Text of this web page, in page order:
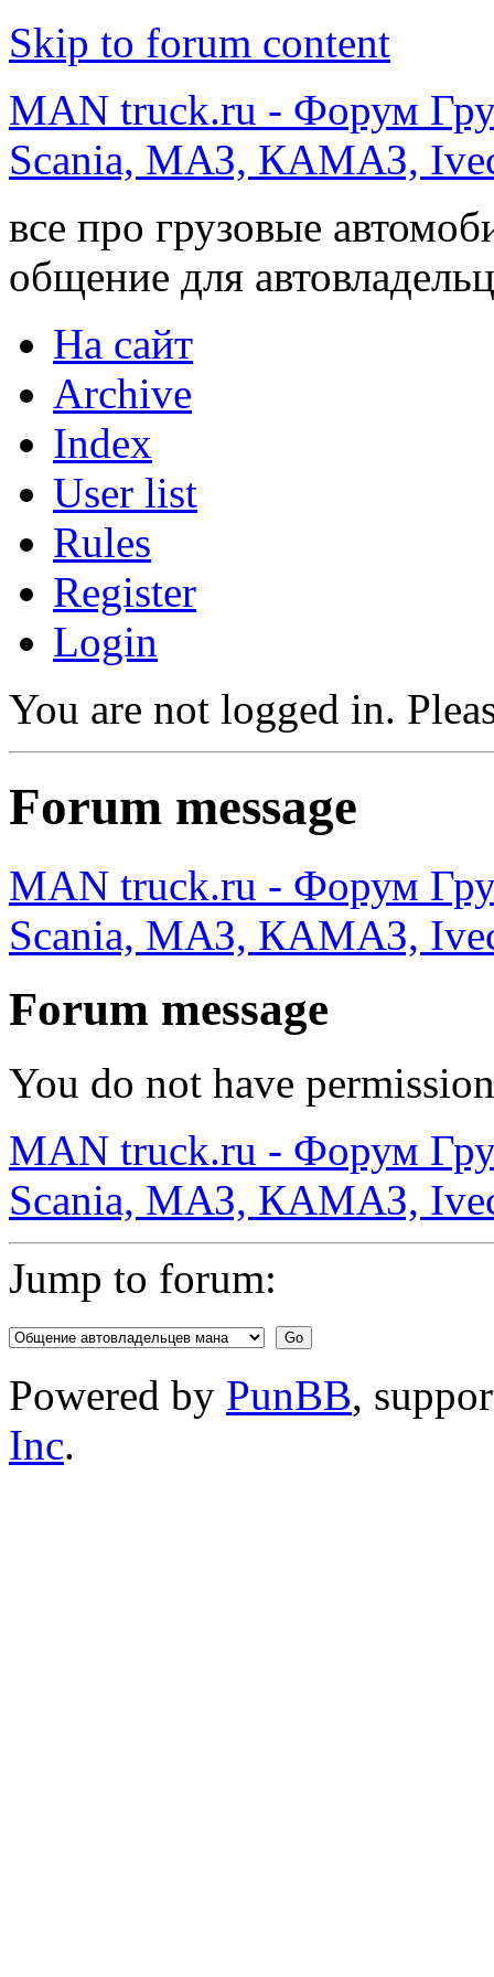
Skip to forum content
MAN truck.ru - Форум
Scania, МАЗ, КАМАЗ,
все про грузовые
общение для
На сайт
Archive
Index
User list
Rules
Register
Login
You are not logged in.
Forum message
MAN truck.ru - Форум
Scania, МАЗ, КАМАЗ,
Forum message
You do not have
MAN truck.ru - Форум
Scania, МАЗ, КАМАЗ,
Jump to forum:
Powered by PunBB,
Inc.